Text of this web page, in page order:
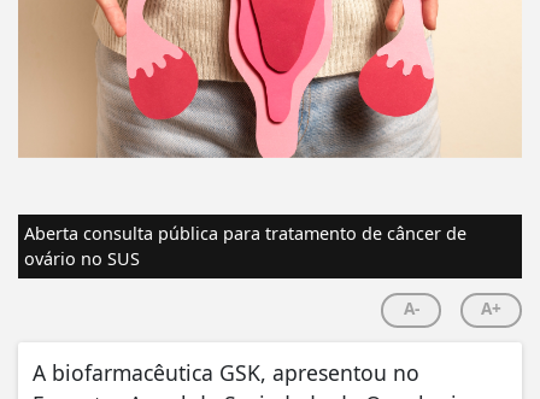
Aberta consulta pública para tratamento de câncer de
ovário no SUS
A- A+
A biofarmacêutica GSK, apresentou no